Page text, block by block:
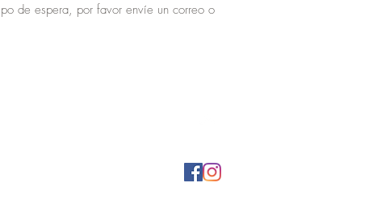
de espera, por favor envíe un correo o